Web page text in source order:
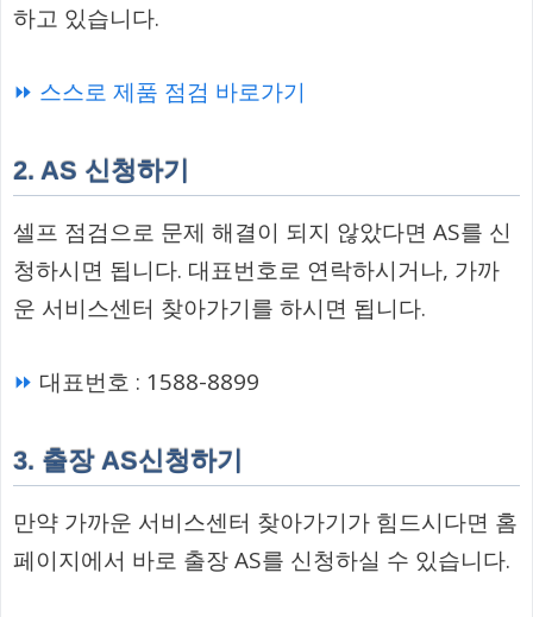
하고 있습니다.
⏩ 스스로 제품 점검 바로가기
2. AS 신청하기
셀프 점검으로 문제 해결이 되지 않았다면 AS를 신
청하시면 됩니다. 대표번호로 연락하시거나, 가까
운 서비스센터 찾아가기를 하시면 됩니다.
⏩ 대표번호 : 1588-8899
3. 출장 AS신청하기
만약 가까운 서비스센터 찾아가기가 힘드시다면 홈
페이지에서 바로 출장 AS를 신청하실 수 있습니다.